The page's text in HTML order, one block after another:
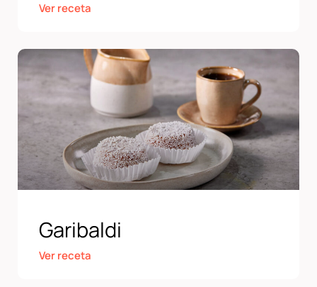
Ver receta
Garibaldi
Ver receta